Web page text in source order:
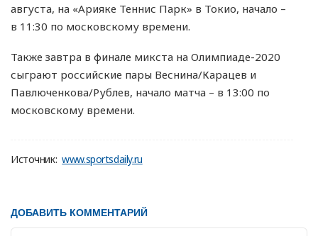
августа, на «Арияке Теннис Парк» в Токио, начало –
в 11:30 по московскому времени.
Также завтра в финале микста на Олимпиаде-2020
сыграют российские пары Веснина/Карацев и
Павлюченкова/Рублев, начало матча – в 13:00 по
московскому времени.
Источник: www.sportsdaily.ru
ДОБАВИТЬ КОММЕНТАРИЙ